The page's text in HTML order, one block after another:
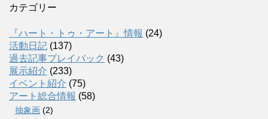
カテゴリー
『ハート・トゥ・アート』情報 (24)
活動日記 (137)
過去記事プレイバック (43)
展示紹介 (233)
イベント紹介 (75)
アート総合情報 (58)
抽象画 (2)